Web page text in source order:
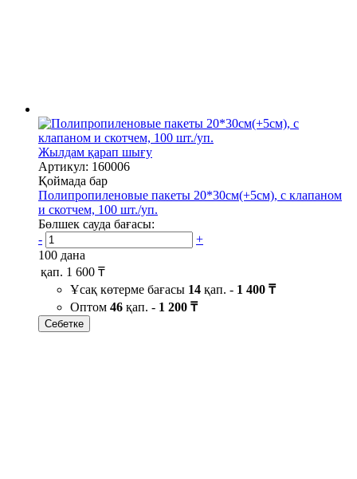
Жылдам қарап шығу
Артикул: 160006
Қоймада бар
Полипропиленовые пакеты 20*30см(+5см), с клапаном
и скотчем, 100 шт./уп.
Бөлшек сауда бағасы:
-
+
100 дана
қап. 1 600 ₸
Ұсақ көтерме бағасы 14 қап. - 1 400 ₸
Оптом 46 қап. - 1 200 ₸
Себетке